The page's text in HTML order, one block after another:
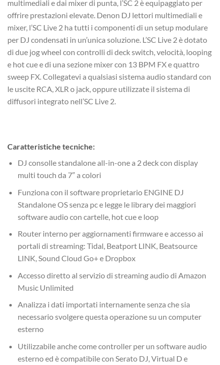
multimediali e dai mixer di punta, l’SC 2 è equipaggiato per
offrire prestazioni elevate. Denon DJ lettori multimediali e
mixer, l’SC Live 2 ha tutti i componenti di un setup modulare
per DJ condensati in un’unica soluzione. L’SC Live 2 è dotato
di due jog wheel con controlli di deck switch, velocità, looping
e hot cue e di una sezione mixer con 13 BPM FX e quattro
sweep FX. Collegatevi a qualsiasi sistema audio standard con
le uscite RCA, XLR o jack, oppure utilizzate il sistema di
diffusori integrato nell’SC Live 2.
Caratteristiche tecniche:
DJ consolle standalone all-in-one a 2 deck con display
multi touch da 7″ a colori
Funziona con il software proprietario ENGINE DJ
Standalone OS senza pc e legge le library dei maggiori
software audio con cartelle, hot cue e loop
Router interno per aggiornamenti firmware e accesso ai
portali di streaming: Tidal, Beatport LINK, Beatsource
LINK, Sound Cloud Go+ e Dropbox
Accesso diretto al servizio di streaming audio di Amazon
Music Unlimited
Analizza i dati importati internamente senza che sia
necessario svolgere questa operazione su un computer
esterno
Utilizzabile anche come controller per un software audio
esterno ed è compatibile con Serato DJ, Virtual D e